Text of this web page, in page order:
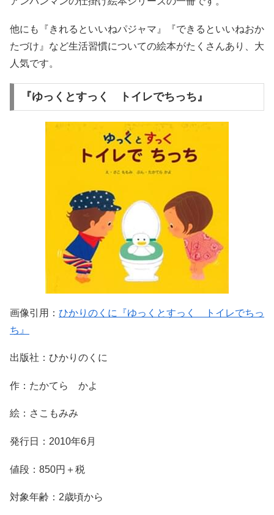
他にも『きれるといいねパジャマ』『できるといいねおか
たづけ』など生活習慣についての絵本がたくさんあり、大
人気です。
『ゆっくとすっく トイレでちっち』
画像引用： ひかりのくに『ゆっくとすっく トイレでちっ
ち』
出版社：ひかりのくに
作：たかてら かよ
絵：さこもみみ
発行日：2010年6月
値段：850円＋税
対象年齢：2歳頃から